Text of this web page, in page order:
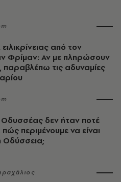
από τον
Φρίμαν: Αν με πληρώσουν
παραβλέπω τις αδυναμίες
δεν ήταν ποτέ
πώς περιμένουμε να είναι
Οδύσσεια;